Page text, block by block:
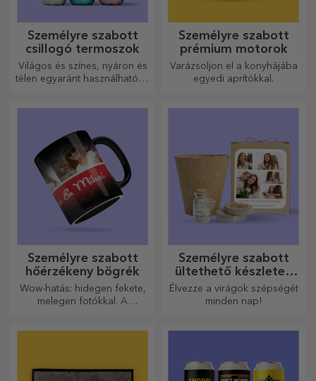
Személyre szabott
csillogó termoszok
Világos és színes, nyáron és
télen egyaránt használható, a
őket!
Személyre szabott
prémium motorok
Varázsoljon el a konyhájába
egyedi aprítókkal.
Személyre szabott
hőérzékeny bögrék
Wow-hatás: hidegen fekete,
melegen fotókkal. A
Személyre szabott
ültethető készletek
ajándékba
Élvezze a virágok szépségét
minden nap!